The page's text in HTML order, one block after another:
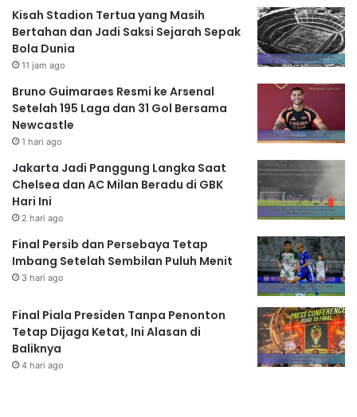
Kisah Stadion Tertua yang Masih
Bertahan dan Jadi Saksi Sejarah Sepak
Bola Dunia
11 jam ago
Bruno Guimaraes Resmi ke Arsenal
Setelah 195 Laga dan 31 Gol Bersama
Newcastle
1 hari ago
Jakarta Jadi Panggung Langka Saat
Chelsea dan AC Milan Beradu di GBK
Hari Ini
2 hari ago
Final Persib dan Persebaya Tetap
Imbang Setelah Sembilan Puluh Menit
3 hari ago
Final Piala Presiden Tanpa Penonton
Tetap Dijaga Ketat, Ini Alasan di
Baliknya
4 hari ago